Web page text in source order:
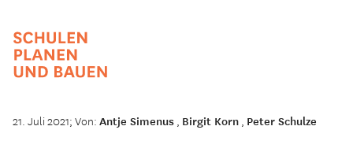
21. Juli 2021; Von:Antje Simenus, Birgit Korn, Peter Schulze